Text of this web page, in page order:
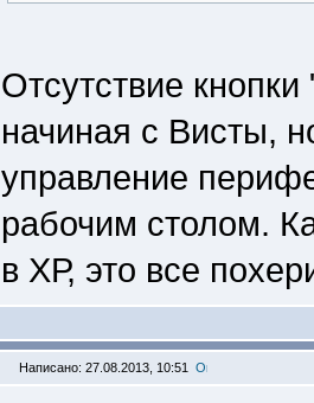
Отсутствие
начиная с Висты,
управление
рабочим столом.
в ХР, это все
Написано: 27.08.2013, 10:51